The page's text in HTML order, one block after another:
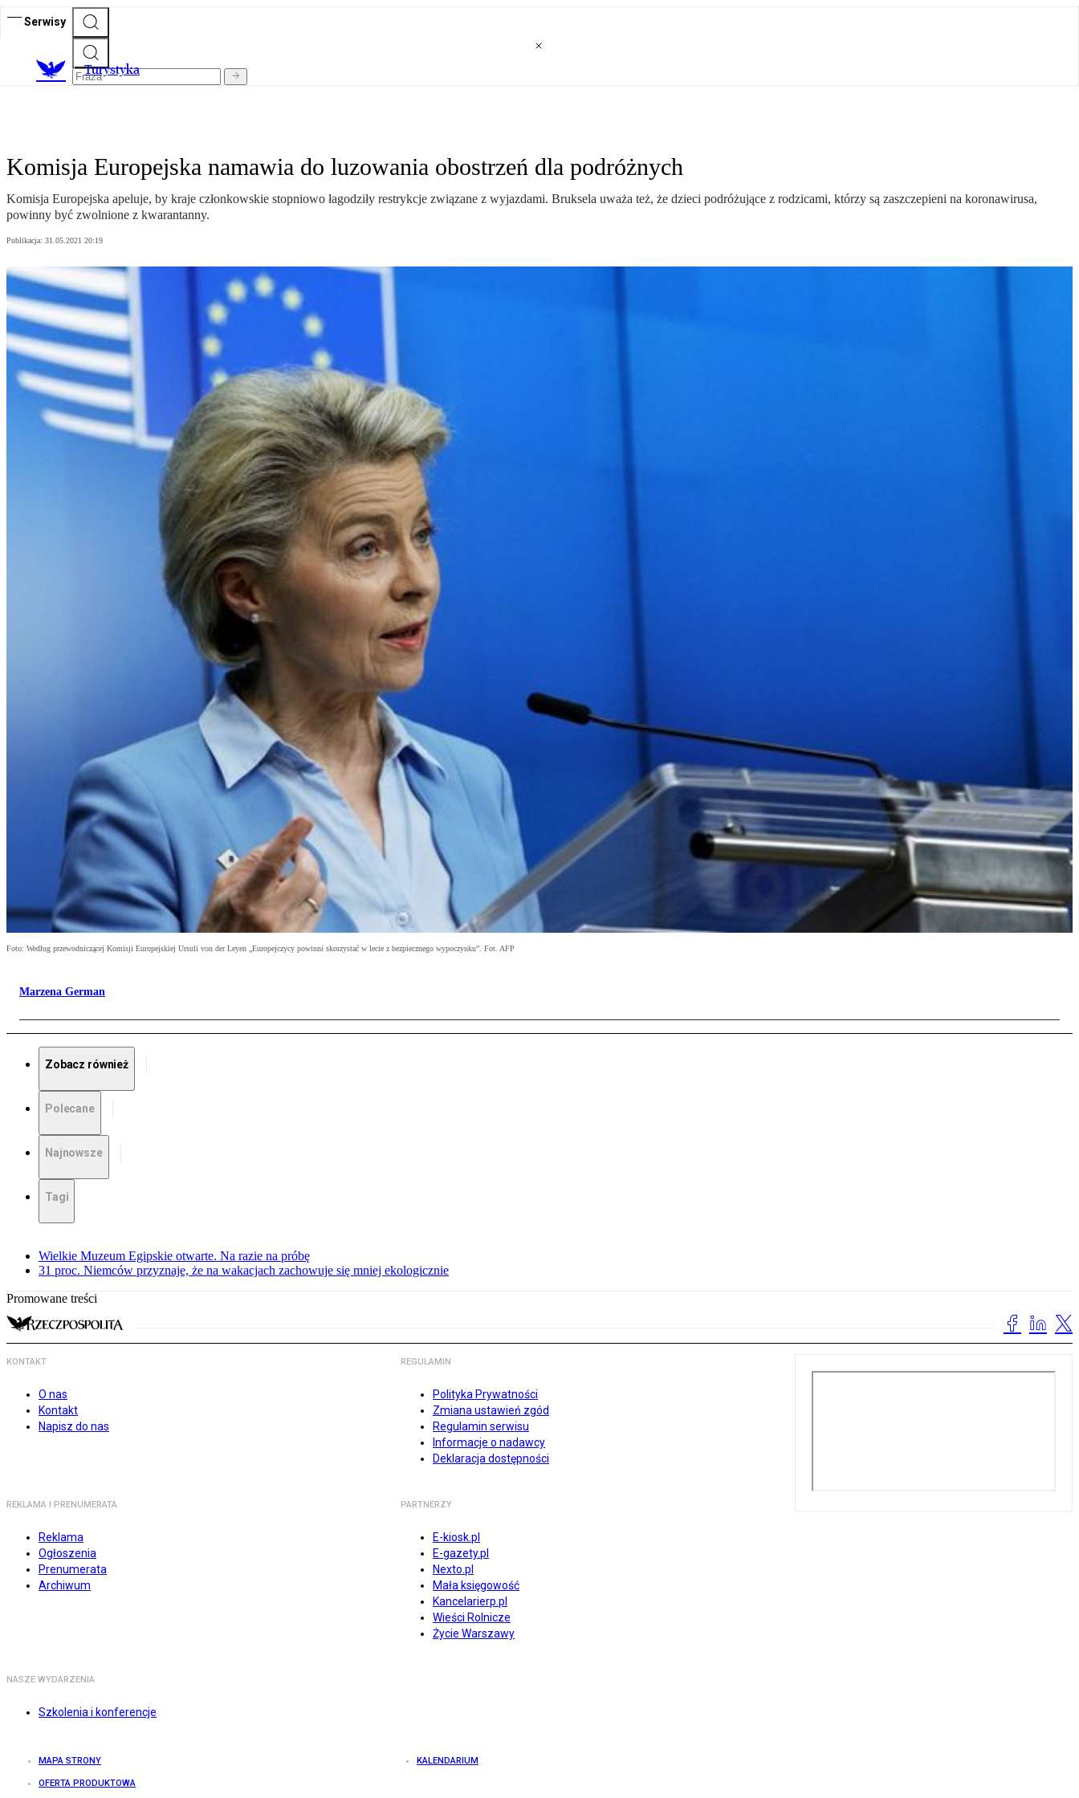
Serwisy
Turystyka
Komisja Europejska namawia do luzowania obostrzeń dla podróżnych
Komisja Europejska apeluje, by kraje członkowskie stopniowo łagodziły restrykcje związane z wyjazdami. Bruksela uważa też, że dzieci podróżujące z rodzicami, którzy są zaszczepieni na koronawirusa,
powinny być zwolnione z kwarantanny.
Publikacja: 31.05.2021 20:19
Foto: Według przewodniczącej Komisji Europejskiej Ursuli von der Leyen „Europejczycy powinni skorzystać w lecie z bezpiecznego wypoczynku”. Fot. AFP
Marzena German
Zobacz również
Polecane
Najnowsze
Tagi
Wielkie Muzeum Egipskie otwarte. Na razie na próbę
31 proc. Niemców przyznaje, że na wakacjach zachowuje się mniej ekologicznie
Promowane treści
KONTAKT
O nas
Kontakt
Napisz do nas
REGULAMIN
Polityka Prywatności
Zmiana ustawień zgód
Regulamin serwisu
Informacje o nadawcy
Deklaracja dostępności
REKLAMA I PRENUMERATA
Reklama
Ogłoszenia
Prenumerata
Archiwum
PARTNERZY
E-kiosk.pl
E-gazety.pl
Nexto.pl
Mała księgowość
Kancelarierp.pl
Wieści Rolnicze
Życie Warszawy
NASZE WYDARZENIA
Szkolenia i konferencje
MAPA STRONY KALENDARIUM
OFERTA PRODUKTOWA